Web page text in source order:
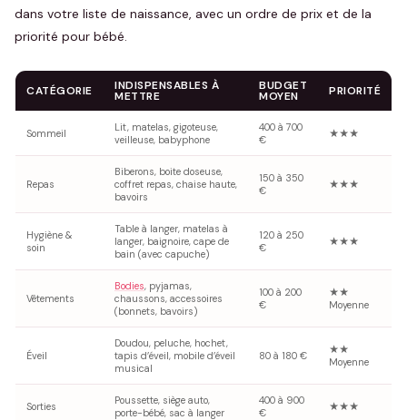
dans votre liste de naissance, avec un ordre de prix et de la
priorité pour bébé.
CATÉGORIE INDISPENSABLES À
METTRE
BUDGET
MOYEN PRIORITÉ
Sommeil
Lit, matelas, gigoteuse,
veilleuse, babyphone
400 à 700
€
★★★
Repas
Biberons, boite doseuse,
coffret repas, chaise haute,
bavoirs
150 à 350
€
★★★
Hygiène &
soin
Table à langer, matelas à
langer, baignoire, cape de
bain (avec capuche)
120 à 250
€
★★★
Vêtements
Bodies, pyjamas,
chaussons, accessoires
(bonnets, bavoirs)
100 à 200
€
★★
Moyenne
Éveil
Doudou, peluche, hochet,
tapis d’éveil, mobile d’éveil
musical
80 à 180 €
★★
Moyenne
Sorties
Poussette, siège auto,
porte-bébé, sac à langer
400 à 900
€
★★★